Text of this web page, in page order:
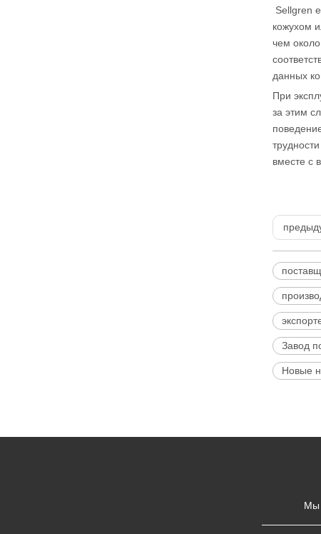
Sellgren
кожухом
чем
данных
При
за этим
вместе с
Завод
Новые
Мы